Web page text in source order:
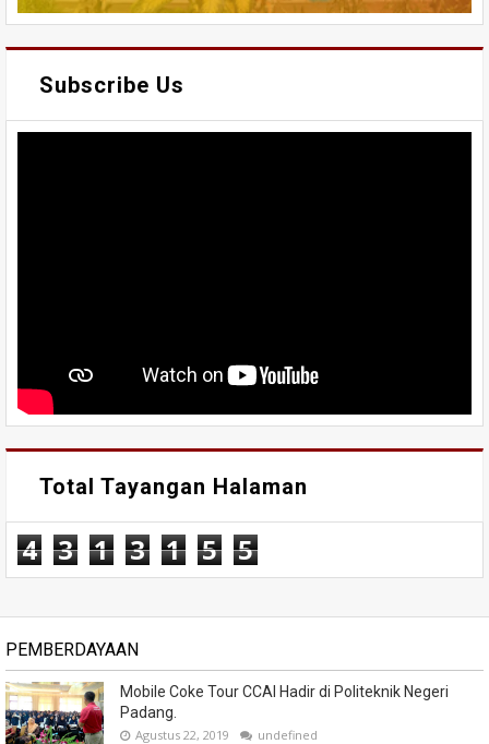
Subscribe Us
Total Tayangan Halaman
4 3 1 3 1 5 5
PEMBERDAYAAN
Mobile Coke Tour CCAI Hadir di Politeknik Negeri
Padang.
Agustus 22, 2019 undefined